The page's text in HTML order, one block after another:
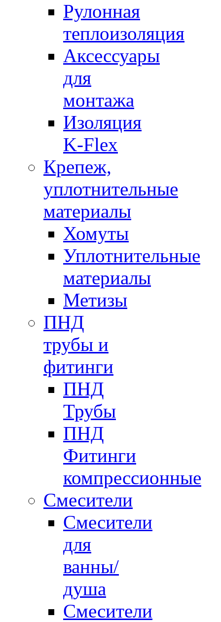
Рулонная
теплоизоляция
Аксессуары
для
монтажа
Изоляция
K-Flex
Крепеж,
уплотнительные
материалы
Хомуты
Уплотнительные
материалы
Метизы
ПНД
трубы и
фитинги
ПНД
Трубы
ПНД
Фитинги
компрессионные
Смесители
Смесители
для
ванны/
душа
Смесители